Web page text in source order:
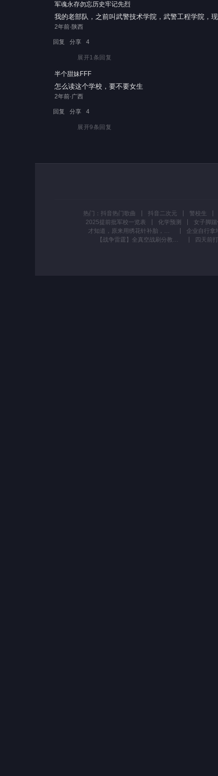
军魂永存勿忘历史牢记先烈
我的老部队，之前叫武警技术学院，武警工程学院，
2年前·陕西
4
分享
回复
展开1条回复
半个甜妹FFF
怎么读这个学校，要不要女生
2年前·广西
4
分享
回复
展开9条回复
热门： 抖音热门歌曲 抖音二次元
警校生
2025提前批军校一览表
化学预测
女子脚
才知道，原来用绣花针补胎，不论洞有多大补上都不会漏气，太厉害了#补胎
【战争雷霆】全真空战刷分教程 #战争雷霆 #战争雷霆国际服